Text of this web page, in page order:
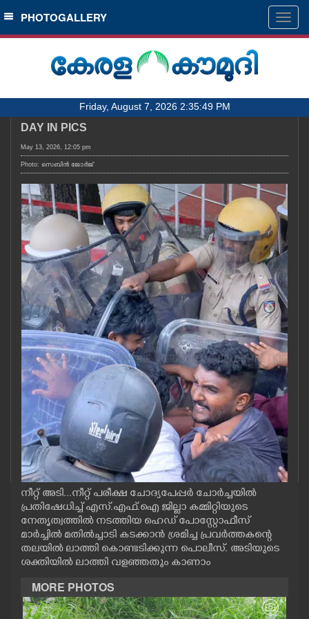
SECTIONS
HOME
NOTIFIED NEWS
KERALA
LOCAL
OBITUARY
NEWS 360
CASE DIARY
CINEMA
OPINION
PHOTOS
LIFESTYLE
SPIRITUAL
INFO+
ART
PHOTOGALLERY
Friday, August 7, 2026 2:35:49 PM
DAY IN PICS
May 13, 2026, 12:05 pm
Photo: സെബിൻ ജോർജ്
നീറ്റ് അടി...നീറ്റ് പരീക്ഷ ചോദ്യപേപ്പർ ചോർച്ചയിൽ
പ്രതിഷേധിച്ച് എസ്.എഫ്.ഐ ജില്ലാ കമ്മിറ്റിയുടെ
നേതൃത്വത്തിൽ നടത്തിയ ഹെഡ് പോസ്റ്റോഫീസ്
മാർച്ചിൽ മതിൽച്ചാടി കടക്കാൻ ശ്രമിച്ച പ്രവർത്തകന്റെ
തലയിൽ ലാത്തി കൊണ്ടടിക്കുന്ന പൊലീസ്. അടിയുടെ
ശക്തിയിൽ ലാത്തി വളഞ്ഞതും കാണാം
MORE PHOTOS